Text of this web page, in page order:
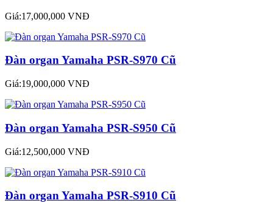
Giá:17,000,000 VNĐ
Đàn organ Yamaha PSR-S970 Cũ
Giá:19,000,000 VNĐ
Đàn organ Yamaha PSR-S950 Cũ
Giá:12,500,000 VNĐ
Đàn organ Yamaha PSR-S910 Cũ